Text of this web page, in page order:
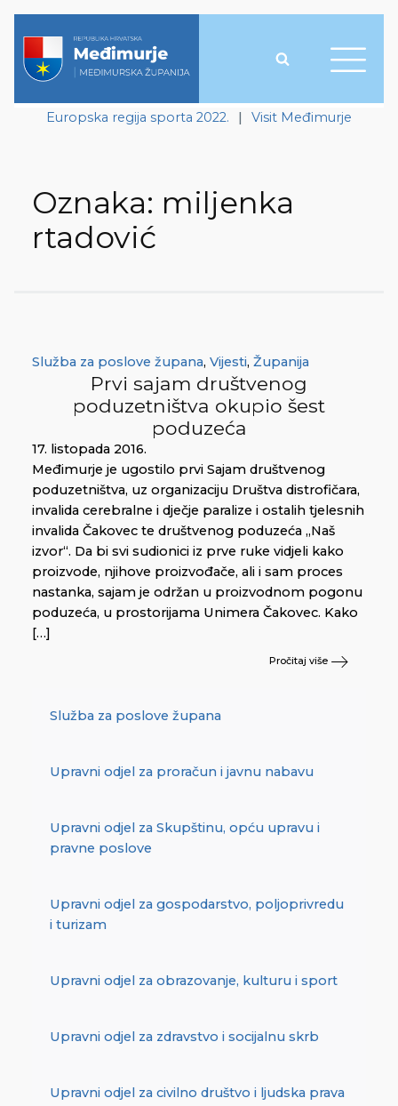
Europska regija sporta 2022. | Visit Međimurje
Oznaka: miljenka
rtadović
Služba za poslove župana, Vijesti, Županija
Prvi sajam društvenog
poduzetništva okupio šest
poduzeća
17. listopada 2016.
Međimurje je ugostilo prvi Sajam društvenog
poduzetništva, uz organizaciju Društva distrofičara,
invalida cerebralne i dječje paralize i ostalih tjelesnih
invalida Čakovec te društvenog poduzeća „Naš
izvor“. Da bi svi sudionici iz prve ruke vidjeli kako
proizvode, njihove proizvođače, ali i sam proces
nastanka, sajam je održan u proizvodnom pogonu
poduzeća, u prostorijama Unimera Čakovec. Kako
[…]
Pročitaj više
Služba za poslove župana
Upravni odjel za proračun i javnu nabavu
Upravni odjel za Skupštinu, opću upravu i
pravne poslove
Upravni odjel za gospodarstvo, poljoprivredu
i turizam
Upravni odjel za obrazovanje, kulturu i sport
Upravni odjel za zdravstvo i socijalnu skrb
Upravni odjel za civilno društvo i ljudska prava